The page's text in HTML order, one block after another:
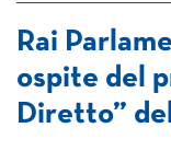
Rai
ospite del
Diretto”